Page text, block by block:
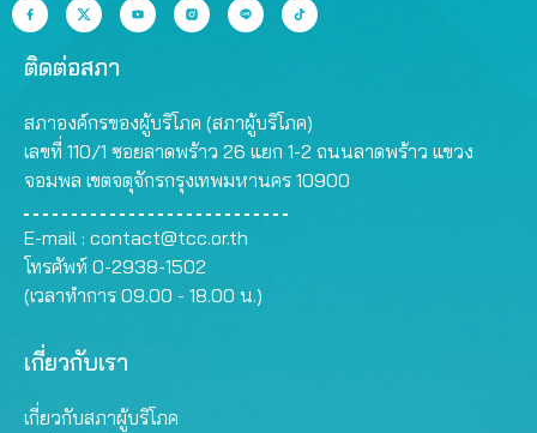
ติดต่อสภา
สภาองค์กรของผู้บริโภค (สภาผู้บริโภค)
เลขที่ 110/1 ซอยลาดพร้าว 26 แยก 1-2 ถนนลาดพร้าว แขวง
จอมพล เขตจตุจักรกรุงเทพมหานคร 10900
E-mail : contact@tcc.or.th
โทรศัพท์ 0-2938-1502
(เวลาทำการ 09.00 - 18.00 น.)
เกี่ยวกับเรา
เกี่ยวกับสภาผู้บริโภค